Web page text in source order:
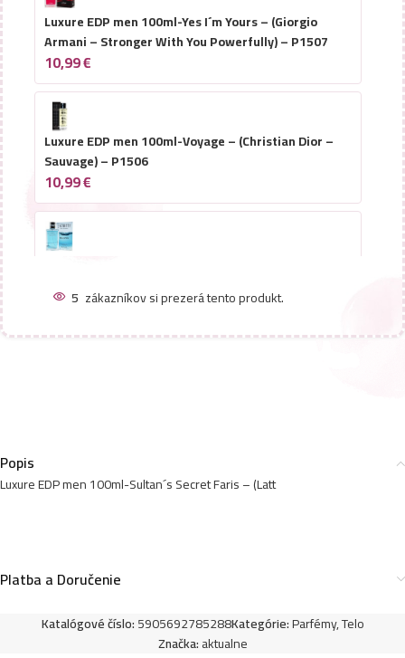
Luxure EDP men 100ml-Yes I´m Yours – (Giorgio
Armani – Stronger With You Powerfully) – P1507
10,99€
Luxure EDP men 100ml-Voyage – (Christian Dior –
Sauvage) – P1506
10,99€
10,99 €
Luxure EDP men 100ml-Sultan´s Secret Amir –
(Kayali – Only Amber 23) – P1502
5 zákazníkov si prezerá tento produkt.
Popis
Luxure EDP men 100ml-Sultan´s Secret Faris – (Latt
Platba a Doručenie
Katalógové číslo:5905692785288Kategórie:Parfémy,Telo
Značka:aktualne